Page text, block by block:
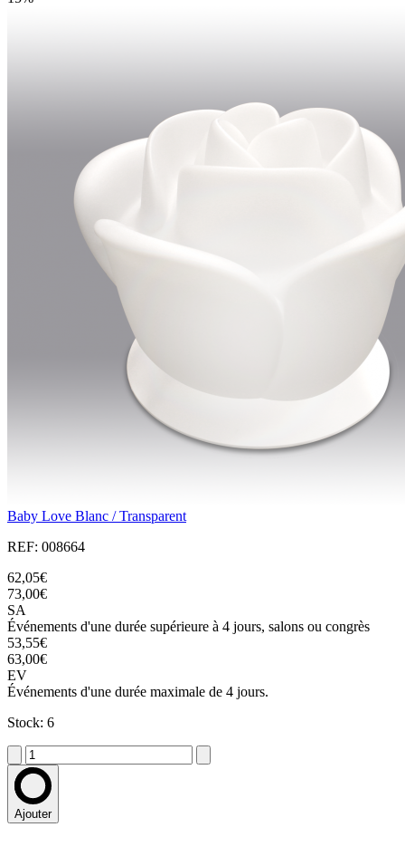
Baby Love Blanc / Transparent
REF: 008664
62,05€
73,00€
SA
Événements d'une durée supérieure à 4 jours, salons ou congrès
53,55€
63,00€
EV
Événements d'une durée maximale de 4 jours.
Stock: 6
Ajouter